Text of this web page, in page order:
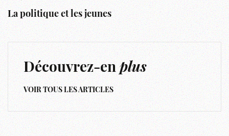
La politique et les jeunes
Découvrez-enplus
VOIR TOUS LES ARTICLES